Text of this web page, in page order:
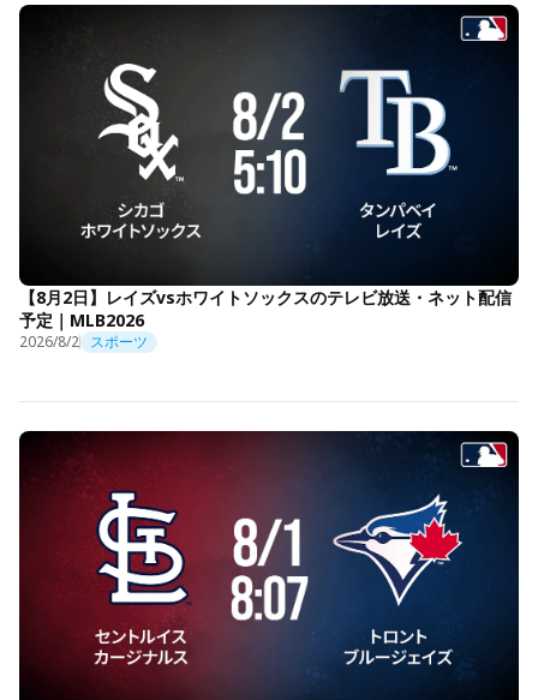
【8月2日】レイズvsホワイトソックスのテレビ放送・ネット配信
予定｜MLB2026
2026/8/2 スポーツ